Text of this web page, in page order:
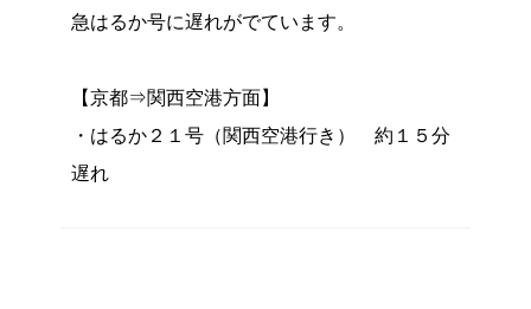
急はるか号に遅れがでています。
【京都⇒関西空港方面】
・はるか２１号（関西空港行き） 約１５分
遅れ